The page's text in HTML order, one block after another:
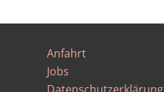
Anfahrt
Jobs